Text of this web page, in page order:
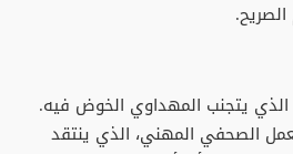
يتجنب المهداوي الخوض فيه.
الصحفي المهني، الذي ينتقد